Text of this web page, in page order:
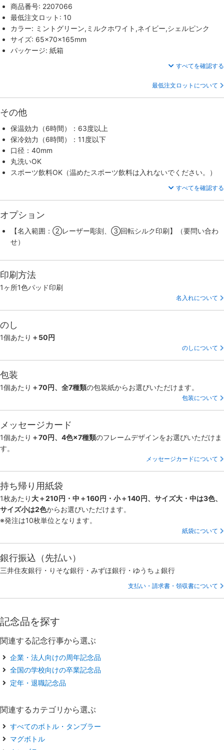
商品番号: 2207066
最低注文ロット: 10
カラー: ミントグリーン,ミルクホワイト,ネイビー,シェルピンク
サイズ: 65×70×165mm
パッケージ: 紙箱
すべてを確認する
最低注文ロットについて
その他
保温効力（6時間）：63度以上
保冷効力（6時間）：11度以下
口径：40mm
丸洗いOK
スポーツ飲料OK（温めたスポーツ飲料は入れないでください。）
すべてを確認する
オプション
【名入範囲：②レーザー彫刻、③回転シルク印刷】（要問い合わ
せ）
印刷方法
1ヶ所1色パッド印刷
名入れについて
のし
1個あたり ＋50円
のしについて
包装
1個あたり ＋70円、全7種類の包装紙からお選びいただけます。
包装について
メッセージカード
1個あたり ＋70円、4色×7種類のフレームデザインをお選びいただけま
す。
メッセージカードについて
持ち帰り用紙袋
1枚あたり 大＋210円・中＋160円・小＋140円、サイズ大・中は3色、
サイズ小は2色からお選びいただけます。
※発注は10枚単位となります。
紙袋について
銀行振込（先払い）
三井住友銀行・りそな銀行・みずほ銀行・ゆうちょ銀行
支払い・請求書・領収書について
記念品を探す
関連する記念行事から選ぶ
企業・法人向けの周年記念品
全国の学校向けの卒業記念品
定年・退職記念品
関連するカテゴリから選ぶ
すべてのボトル・タンブラー
マグボトル